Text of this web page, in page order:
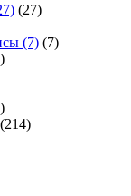
(27)
(7) (7)
(214)